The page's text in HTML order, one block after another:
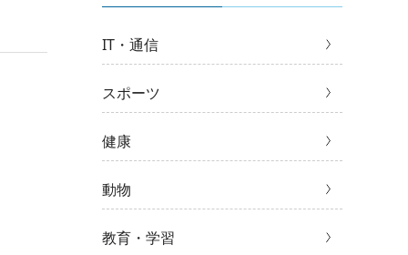
IT・通信
スポーツ
健康
動物
教育・学習